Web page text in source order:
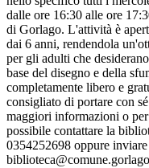
dalle ore 16:30 alle ore
di Gorlago. L'attività è
dai 6 anni, rendendola
per gli adulti che
base del disegno e della
completamente libero e
consigliato di portare con
maggiori informazioni o
possibile contattare la
0354252698 oppure